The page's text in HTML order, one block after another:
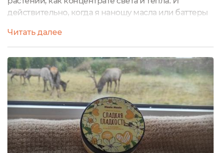
действительно, когда я наношу масла или баттеры
с поверхности кожного покрова просачивается
внутрь. Есть и исключения, например, средства с
алоэ и кокосовым маслом, они больше охлаждают,
как например этот взбитый баттер Влага
Алоэ.Терапевтический эффект масляных...
Читать далее